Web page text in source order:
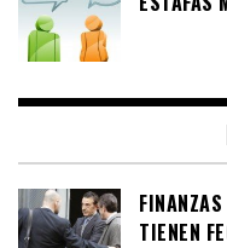
TIENEN